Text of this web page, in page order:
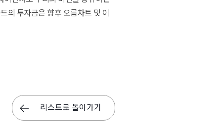
의 투자금은 향후 오름차트 및 이
리스트로 돌아가기